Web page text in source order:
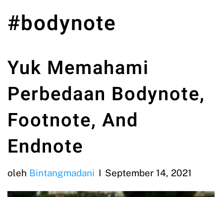
#bodynote
Yuk Memahami
Perbedaan Bodynote,
Footnote, And
Endnote
oleh Bintangmadani September 14, 2021